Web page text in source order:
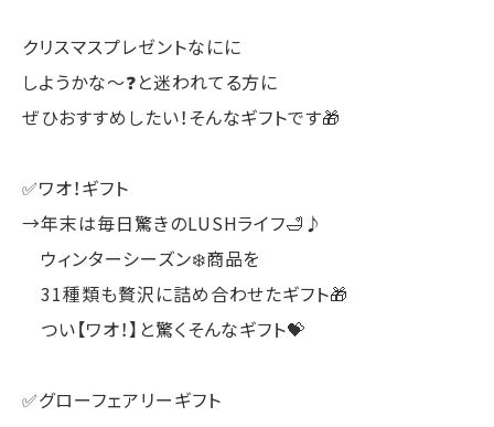
クリスマスプレゼントなにに
しようかな〜❓と迷われてる方に
ぜひおすすめしたい！そんなギフトです🎁
✅ワオ！ギフト
→年末は毎日驚きのLUSHライフ🛁♪
ウィンターシーズン❄️商品を
31種類も贅沢に詰め合わせたギフト🎁
つい【ワオ！】と驚くそんなギフト💝
✅グローフェアリーギフト